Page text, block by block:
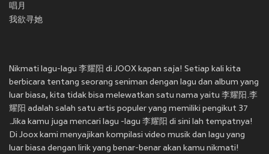
唱月
我欲寻她
Nikmati lagu-lagu 李耀阳 di JOOX kapan saja! Setiap kali kita
berbicara tentang seorang seniman dengan lagu dan album yang
luar biasa, kita tidak bisa melewatkan satu nama yaitu 李耀阳.李
耀阳 adalah salah satu artis populer yang memiliki pengikut 37
.Jika kamu juga mencari lagu -lagu 李耀阳 di sini lah tempatnya!
Di Joox kami menyajikan kompilasi video musik dan lagu yang
luar biasa dengan lirik yang benar-benar akan kamu nikmati!